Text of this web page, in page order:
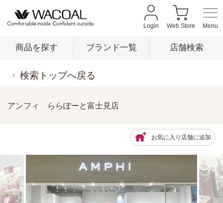
Login Web Store
商品を探す ブランド一覧 店舗検索
店舗検索
新着情報
検索トップへ戻る
アンフィ ららぽーと富士見店
お気に入り店舗に追加